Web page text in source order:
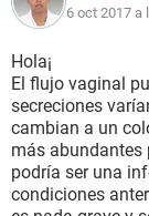
6 oct 2017 a
Hola¡
El flujo vaginal
secreciones
cambian a un
más
podría ser una
condiciones